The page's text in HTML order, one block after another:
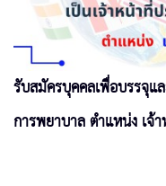
รับสมัครบุคคลเพื่อบรรจุแ
การพยาบาล ตำแหน่ง เจ้